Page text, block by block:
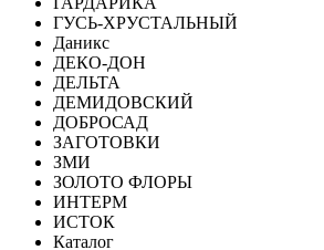
ГУСЬ-ХРУСТАЛЬНЫЙ
Даникс
ДЕКО-ДОН
ДЕЛЬТА
ДЕМИДОВСКИЙ
ДОБРОСАД
ЗАГОТОВКИ
ЗМИ
ЗОЛОТО ФЛОРЫ
ИНТЕРМ
ИСТОК
Каталог